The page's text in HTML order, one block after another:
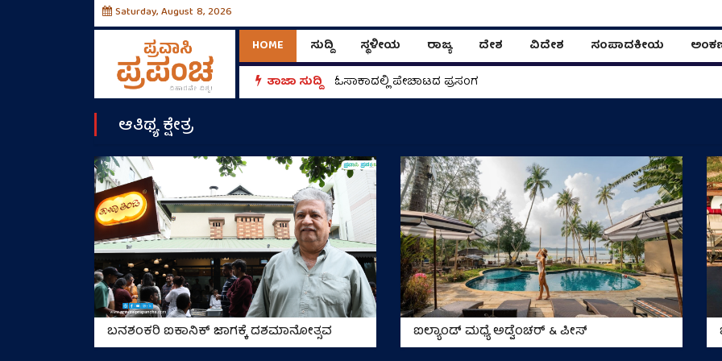
Saturday, August 8, 2026
HOME ಸುದ್ದಿ ಸ್ಥಳೀಯ ರಾಜ್ಯ ದೇಶ ವಿದೇಶ ಸಂಪಾದಕೀಯ
ತಾಜಾ ಸುದ್ದಿ
ಓಸಾಕಾದಲ್ಲಿ ಪೇಚಾಟದ ಪ್ರಸಂಗ
ಆತಿಥ್ಯ ಕ್ಷೇತ್ರ
ಬನಶಂಕರಿ ಐಕಾನಿಕ್‌ ಜಾಗಕ್ಕೆ ದಶಮಾನೋತ್ಸವ ಐಲ್ಯಾಂಡ್ ಮಧ್ಯೆ ಅಡ್ವೆಂಚರ್ & ಪೀಸ್